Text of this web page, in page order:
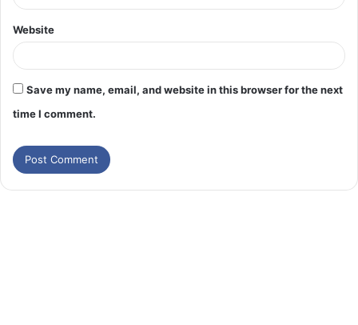
Website
Save my name, email, and website in this browser for the next
time I comment.